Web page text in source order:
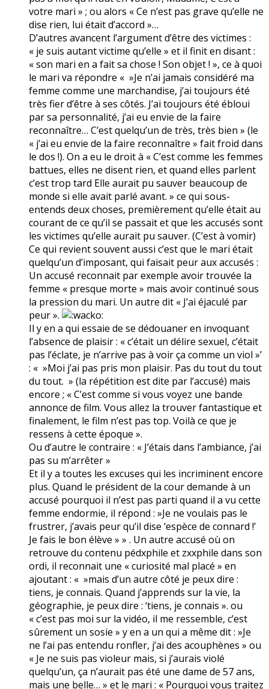
votre mari » ; ou alors « Ce n’est pas grave qu’elle ne
dise rien, lui était d’accord »…
D’autres avancent l’argument d’être des victimes :
« je suis autant victime qu’elle » et il finit en disant :
« son mari en a fait sa chose ! Son objet ! », ce à quoi
le mari va répondre « »Je n’ai jamais considéré ma
femme comme une marchandise, j’ai toujours été
très fier d’être à ses côtés. J’ai toujours été ébloui
par sa personnalité, j’ai eu envie de la faire
reconnaître… C’est quelqu’un de très, très bien » (le
« j’ai eu envie de la faire reconnaître » fait froid dans
le dos !). On a eu le droit à « C’est comme les femmes
battues, elles ne disent rien, et quand elles parlent
c’est trop tard Elle aurait pu sauver beaucoup de
monde si elle avait parlé avant. » ce qui sous-
entends deux choses, premièrement qu’elle était au
courant de ce qu’il se passait et que les accusés sont
les victimes qu’elle aurait pu sauver. (C’est à vomir)
Ce qui revient souvent aussi c’est que le mari était
quelqu’un d’imposant, qui faisait peur aux accusés :
Un accusé reconnait par exemple avoir trouvée la
femme « presque morte » mais avoir continué sous
la pression du mari. Un autre dit « J’ai éjaculé par
peur ».
Il y en a qui essaie de se dédouaner en invoquant
l’absence de plaisir : « c’était un délire sexuel, c’était
pas l’éclate, je n’arrive pas à voir ça comme un viol »’
: « »Moi j’ai pas pris mon plaisir. Pas du tout du tout
du tout. » (la répétition est dite par l’accusé) mais
encore ; « C’est comme si vous voyez une bande
annonce de film. Vous allez la trouver fantastique et
finalement, le film n’est pas top. Voilà ce que je
ressens à cette époque ».
Ou d’autre le contraire : « J’étais dans l’ambiance, j’ai
pas su m’arrêter »
Et il y a toutes les excuses qui les incriminent encore
plus. Quand le président de la cour demande à un
accusé pourquoi il n’est pas parti quand il a vu cette
femme endormie, il répond : »Je ne voulais pas le
frustrer, j’avais peur qu’il dise ‘espèce de connard !’
Je fais le bon élève » » . Un autre accusé où on
retrouve du contenu pédxphile et zxxphile dans son
ordi, il reconnait une « curiosité mal placé » en
ajoutant : « »mais d’un autre côté je peux dire :
tiens, je connais. Quand j’apprends sur la vie, la
géographie, je peux dire : ‘tiens, je connais ». ou
« c’est pas moi sur la vidéo, il me ressemble, c’est
sûrement un sosie » y en a un qui a même dit : »Je
ne l’ai pas entendu ronfler, j’ai des acouphènes » ou
« Je ne suis pas violeur mais, si j’aurais violé
quelqu’un, ça n’aurait pas été une dame de 57 ans,
mais une belle… » et le mari : « Pourquoi vous traitez